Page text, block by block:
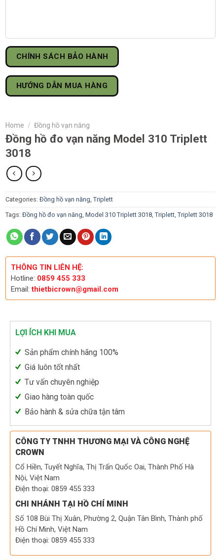
CHÍNH SÁCH BẢO HÀNH
HƯỚNG DẪN MUA HÀNG
Home / Đồng hồ vạn năng
Đồng hồ đo vạn năng Model 310 Triplett
3018
Categories: Đồng hồ vạn năng, Triplett
Tags: Đồng hồ đo vạn năng, Model 310 Triplett 3018, Triplett, Triplett 3018
THÔNG TIN LIÊN HỆ:
Hotline: 0859 455 333
Email:thietbicrown@gmail.com
LỢI ÍCH KHI MUA
Sản phẩm chính hãng 100%
Giá luôn tốt nhất
Tư vấn chuyên nghiệp
Giao hàng toàn quốc
Bảo hành & sửa chữa tận tâm
CÔNG TY TNHH THƯƠNG MẠI VÀ CÔNG NGHỆ
CROWN
Cổ Hiền, Tuyết Nghĩa, Thị Trấn Quốc Oai, Thành Phố Hà
Nội, Việt Nam
Điện thoại: 0859 455 333
CHI NHÁNH TẠI HỒ CHÍ MINH
Số 108 Bùi Thị Xuân, Phường 2, Quận Tân Bình, Thành phố
Hồ Chí Minh, Việt Nam
Điện thoại: 0859 455 333